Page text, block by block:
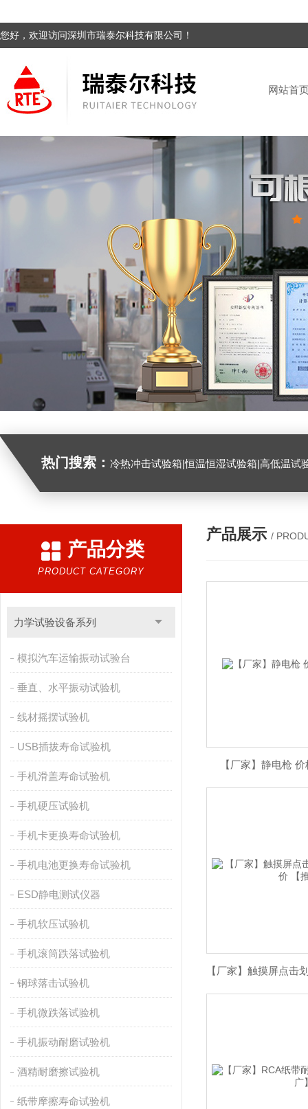
您好，欢迎访问深圳市瑞泰尔科技有限公司！
网站首
热门搜索： 冷热冲击试验箱|恒温恒湿试验箱|高低温试验箱|高低温交变试验箱|盐雾机|紫外线试验机|淋雨试验箱|臭氧试验箱|振动试
产品分类
PRODUCT CATEGORY
力学试验设备系列
模拟汽车运输振动试验台
垂直、水平振动试验机
线材摇摆试验机
USB插拔寿命试验机
手机滑盖寿命试验机
手机硬压试验机
手机卡更换寿命试验机
手机电池更换寿命试验机
ESD静电测试仪器
手机软压试验机
手机滚筒跌落试验机
钢球落击试验机
手机微跌落试验机
手机振动耐磨试验机
酒精耐磨擦试验机
纸带摩擦寿命试验机
产品展示 /
【厂家】静电枪